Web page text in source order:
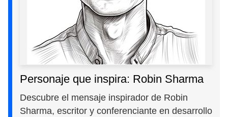
Personaje que inspira: Robin Sharma
Descubre el mensaje inspirador de Robin
Sharma, escritor y conferenciante en desarrollo